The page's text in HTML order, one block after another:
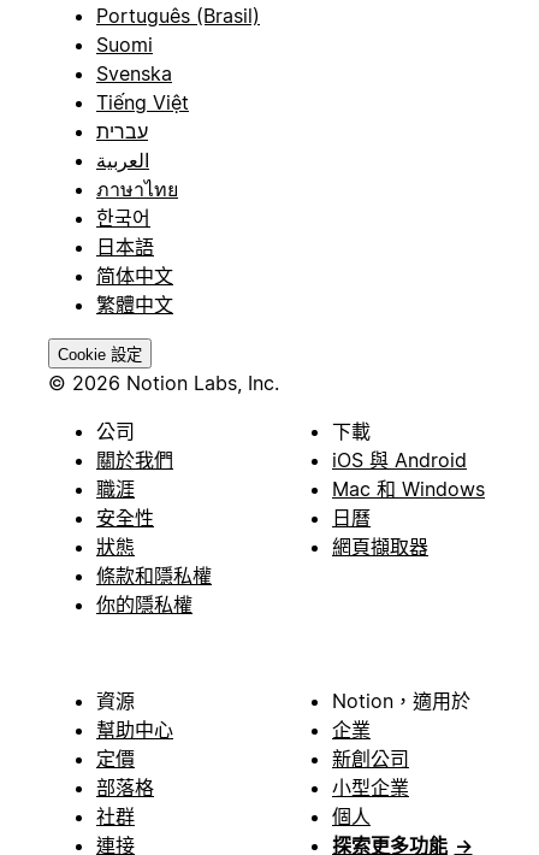
Português (Brasil)
Suomi
Svenska
Tiếng Việt
עברית
العربية
ภาษาไทย
한국어
日本語
简体中文
繁體中文
Cookie 設定
© 2026 Notion Labs, Inc.
公司
關於我們
職涯
安全性
狀態
條款和隱私權
你的隱私權
下載
iOS 與 Android
Mac 和 Windows
日曆
網頁擷取器
資源
幫助中心
定價
部落格
社群
連接
Notion，適用於
企業
新創公司
小型企業
個人
探索更多功能 →